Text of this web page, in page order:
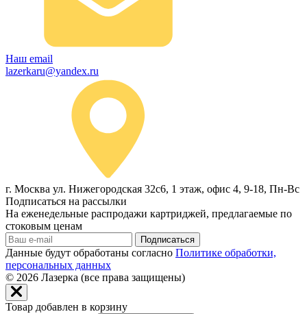
Наш email
lazerkaru@yandex.ru
г. Москва ул. Нижегородская 32с6, 1 этаж, офис 4, 9-18, Пн-Вс
Подписаться на рассылки
На еженедельные распродажи картриджей, предлагаемые по
стоковым ценам
Подписаться
Данные будут обработаны согласно Политике обработки,
персональных данных
© 2026 Лазерка (все права защищены)
Товар добавлен в корзину